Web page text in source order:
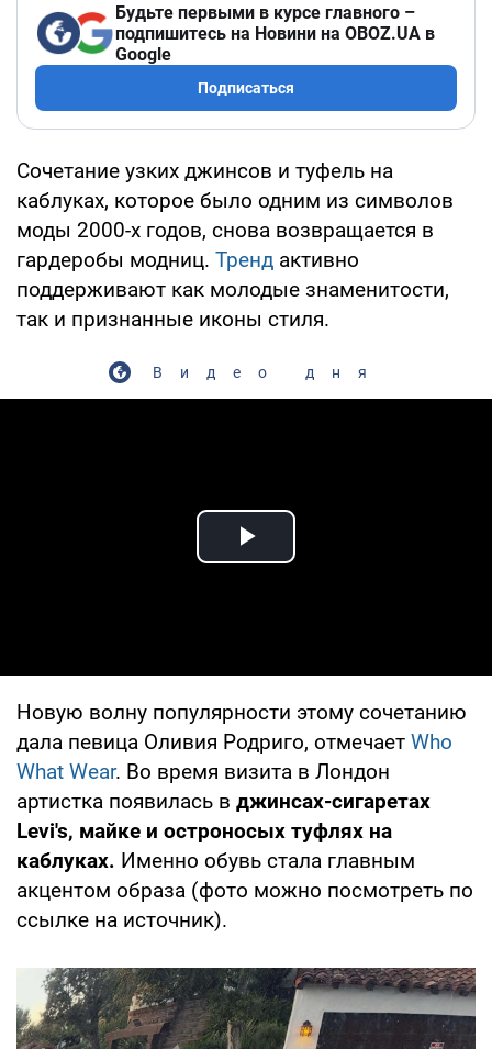
Будьте первыми в курсе главного –
подпишитесь на Новини на OBOZ.UA в
Google
Подписаться
Сочетание узких джинсов и туфель на
каблуках, которое было одним из символов
моды 2000-х годов, снова возвращается в
гардеробы модниц. Тренд активно
поддерживают как молодые знаменитости,
так и признанные иконы стиля.
Видео дня
Play Video
Новую волну популярности этому сочетанию
дала певица Оливия Родриго, отмечает Who
What Wear. Во время визита в Лондон
артистка появилась в джинсах-сигаретах
Levi's, майке и остроносых туфлях на
каблуках. Именно обувь стала главным
акцентом образа (фото можно посмотреть по
ссылке на источник).